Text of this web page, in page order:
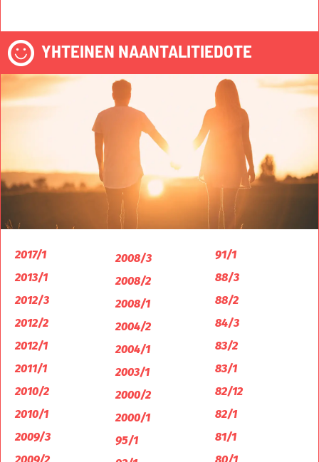
YHTEINEN NAANTALITIEDOTE
2017/1
2013/1
2012/3
2012/2
2012/1
2011/1
2010/2
2010/1
2009/3
2008/3
2008/2
2008/1
2004/2
2004/1
2003/1
2000/2
2000/1
95/1
91/1
88/3
88/2
84/3
83/2
83/1
82/12
82/1
81/1